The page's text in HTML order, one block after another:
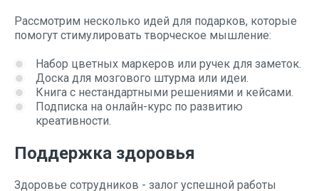
Рассмотрим несколько идей для подарков, которые
помогут стимулировать творческое мышление:
Набор цветных маркеров или ручек для заметок.
Доска для мозгового штурма или идеи.
Книга с нестандартными решениями и кейсами.
Подписка на онлайн-курс по развитию
креативности.
Поддержка здоровья
Здоровье сотрудников - залог успешной работы